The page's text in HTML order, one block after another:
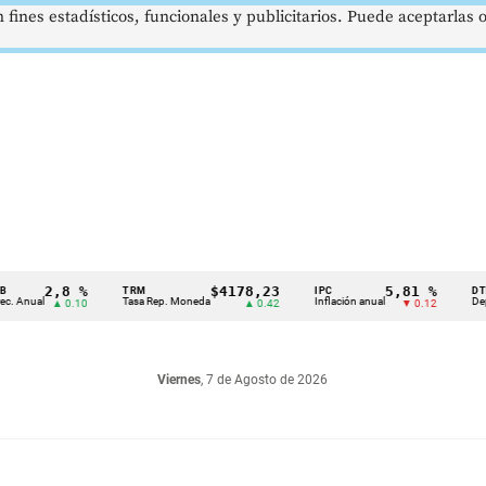
2,8 %
▲ 0.10
TRM
Tasa Rep. Moneda
$4178,23
▲ 0.42
IPC
Inflación anual
5,81 %
▼ 0.12
DTF
Dep.
Viernes, 7 de Agosto de 2026
estadísticos, funcionales y publicitarios. Puede aceptarlas